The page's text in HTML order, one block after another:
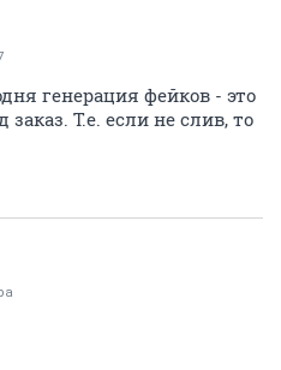
генерация фейков - это
Т.е. если не слив, то